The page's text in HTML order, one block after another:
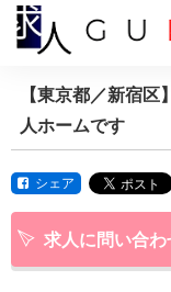
【東京都／新宿
人ホームです
シェア
求人に問い合わ